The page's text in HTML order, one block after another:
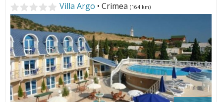
Villa Argo • Crimea (164 km)